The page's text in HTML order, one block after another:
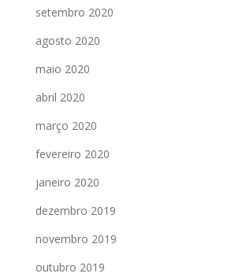
setembro 2020
agosto 2020
maio 2020
abril 2020
março 2020
fevereiro 2020
janeiro 2020
dezembro 2019
novembro 2019
outubro 2019